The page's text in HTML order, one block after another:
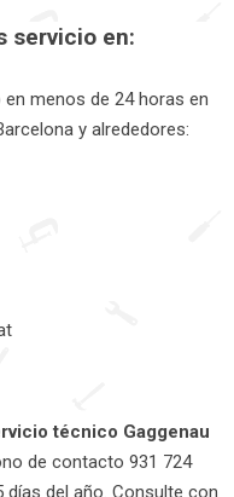
servicio en:
menos de 24 horas en
y alrededores:
técnico Gaggenau
de contacto 931 724
del año. Consulte con